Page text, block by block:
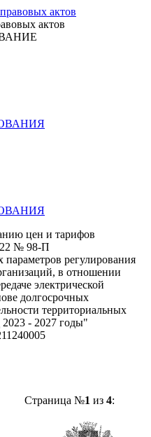
актов
цен и тарифов
№ 98-П
регулирования
в отношении
электрической
долгосрочных
территориальных
2023 - 2027 годы"
Страница №1 из 4: